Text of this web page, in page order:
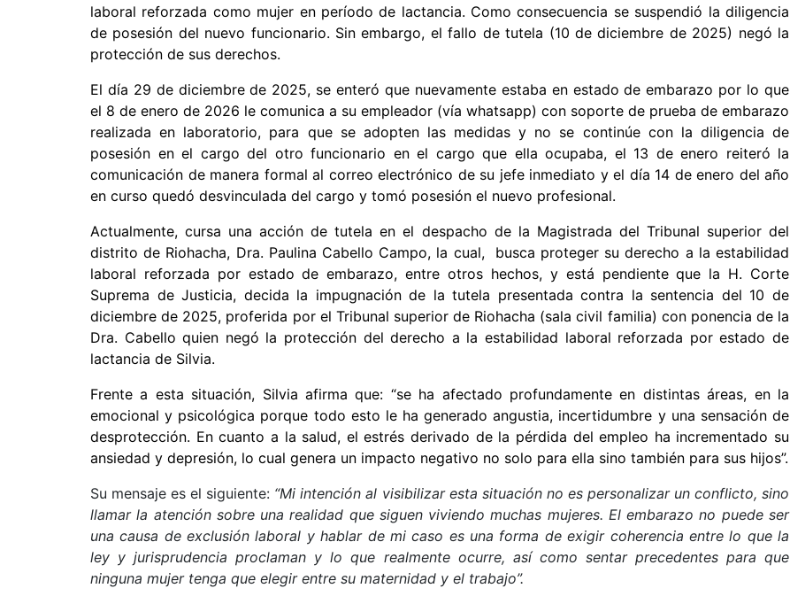
laboral reforzada como mujer en período de lactancia. Como consecuencia se suspendió la diligencia
de posesión del nuevo funcionario. Sin embargo, el fallo de tutela (10 de diciembre de 2025) negó la
protección de sus derechos.
El día 29 de diciembre de 2025, se enteró que nuevamente estaba en estado de embarazo por lo que
el 8 de enero de 2026 le comunica a su empleador (vía whatsapp) con soporte de prueba de embarazo
realizada en laboratorio, para que se adopten las medidas y no se continúe con la diligencia de
posesión en el cargo del otro funcionario en el cargo que ella ocupaba, el 13 de enero reiteró la
comunicación de manera formal al correo electrónico de su jefe inmediato y el día 14 de enero del año
en curso quedó desvinculada del cargo y tomó posesión el nuevo profesional.
Actualmente, cursa una acción de tutela en el despacho de la Magistrada del Tribunal superior del
distrito de Riohacha, Dra. Paulina Cabello Campo, la cual, busca proteger su derecho a la estabilidad
laboral reforzada por estado de embarazo, entre otros hechos, y está pendiente que la H. Corte
Suprema de Justicia, decida la impugnación de la tutela presentada contra la sentencia del 10 de
diciembre de 2025, proferida por el Tribunal superior de Riohacha (sala civil familia) con ponencia de la
Dra. Cabello quien negó la protección del derecho a la estabilidad laboral reforzada por estado de
lactancia de Silvia.
Frente a esta situación, Silvia afirma que: “se ha afectado profundamente en distintas áreas, en la
emocional y psicológica porque todo esto le ha generado angustia, incertidumbre y una sensación de
desprotección. En cuanto a la salud, el estrés derivado de la pérdida del empleo ha incrementado su
ansiedad y depresión, lo cual genera un impacto negativo no solo para ella sino también para sus hijos”.
Su mensaje es el siguiente: “Mi intención al visibilizar esta situación no es personalizar un conflicto, sino
llamar la atención sobre una realidad que siguen viviendo muchas mujeres. El embarazo no puede ser
una causa de exclusión laboral y hablar de mi caso es una forma de exigir coherencia entre lo que la
ley y jurisprudencia proclaman y lo que realmente ocurre, así como sentar precedentes para que
ninguna mujer tenga que elegir entre su maternidad y el trabajo”.